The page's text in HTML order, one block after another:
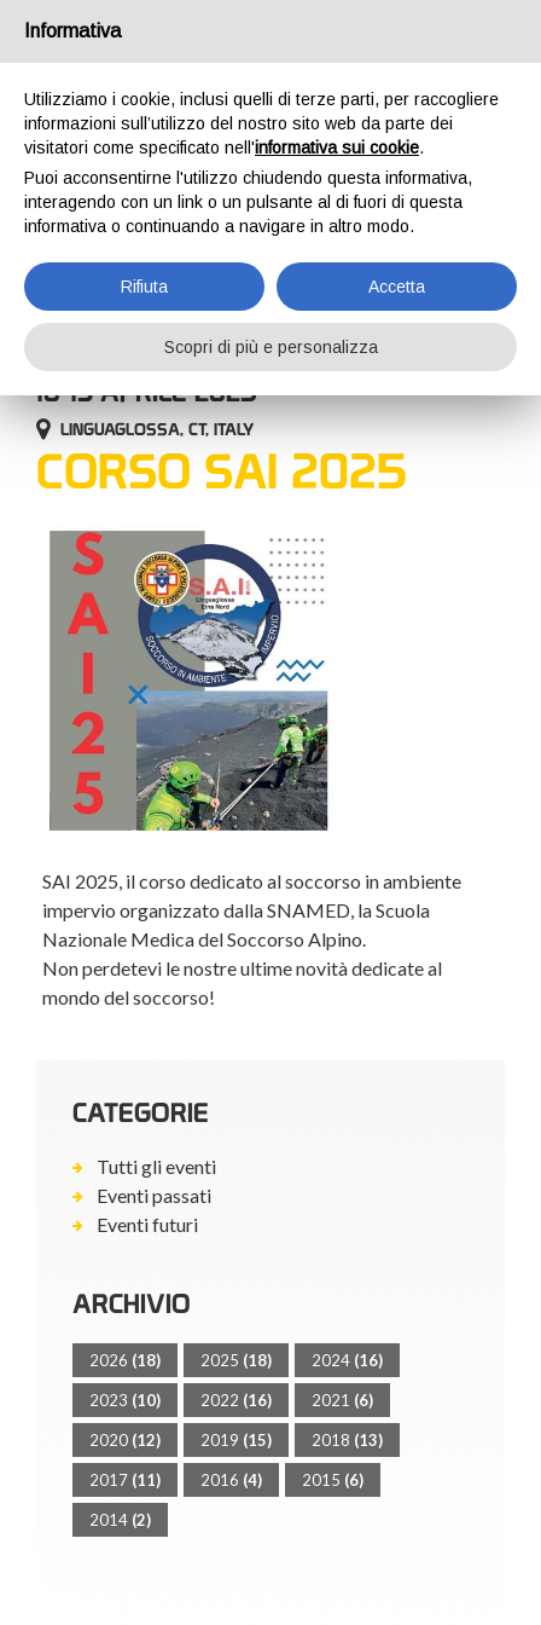
EVENTI
CATEGORIE
Tutti gli eventi
Eventi passati
Eventi futuri
ARCHIVIO
2026 (18) 2025 (18) 2024 (16)
2023 (10) 2022 (16) 2021 (6)
2020 (12) 2019 (15) 2018 (13)
2017 (11) 2016 (4) 2015 (6)
2014 (2)
10-13 APRILE 2025
LINGUAGLOSSA, CT, ITALY
CORSO SAI 2025
SAI 2025, il corso dedicato al soccorso in ambiente
impervio organizzato dalla SNAMED, la Scuola
Nazionale Medica del Soccorso Alpino.
Non perdetevi le nostre ultime novità dedicate al
mondo del soccorso!
Informativa
Utilizziamo i cookie, inclusi quelli di terze parti, per raccogliere
informazioni sull’utilizzo del nostro sito web da parte dei
visitatori come specificato nell'informativa sui cookie.
Puoi acconsentirne l'utilizzo chiudendo questa informativa,
interagendo con un link o un pulsante al di fuori di questa
informativa o continuando a navigare in altro modo.
Rifiuta Accetta
Scopri di più e personalizza